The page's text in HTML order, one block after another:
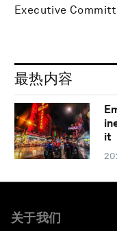
Executive
最热内容
it
关于我们